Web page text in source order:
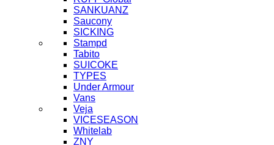
SANKUANZ
Saucony
SICKING
Stampd
Tabito
SUICOKE
TYPES
Under Armour
Vans
Veja
VICESEASON
Whitelab
ZNY